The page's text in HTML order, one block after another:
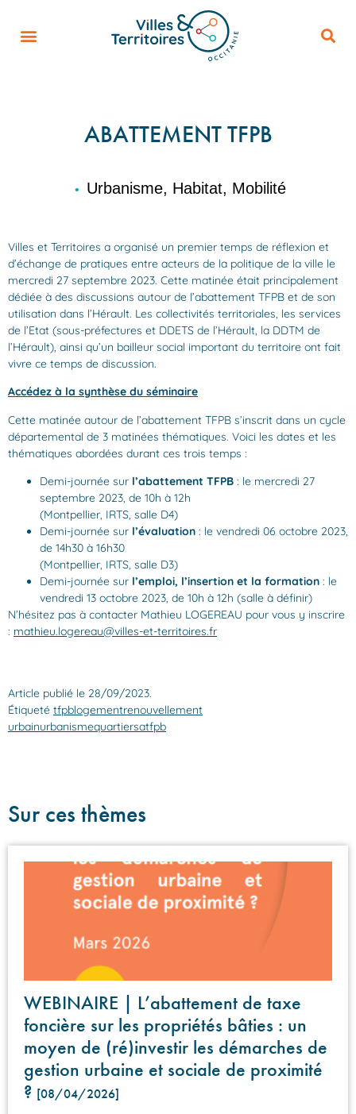
ABATTEMENT TFPB
• Urbanisme, Habitat, Mobilité
Villes et Territoires a organisé un premier temps de réflexion et
d’échange de pratiques entre acteurs de la politique de la ville le
mercredi 27 septembre 2023. Cette matinée était principalement
dédiée à des discussions autour de l’abattement TFPB et de son
utilisation dans l’Hérault. Les collectivités territoriales, les services
de l’Etat (sous-préfectures et DDETS de l’Hérault, la DDTM de
l’Hérault), ainsi qu’un bailleur social important du territoire ont fait
vivre ce temps de discussion.
Accédez à la synthèse du séminaire
Cette matinée autour de l’abattement TFPB s’inscrit dans un cycle
départemental de 3 matinées thématiques. Voici les dates et les
thématiques abordées durant ces trois temps :
Demi-journée sur l’abattement TFPB : le mercredi 27
septembre 2023, de 10h à 12h
(Montpellier, IRTS, salle D4)
Demi-journée sur l’évaluation : le vendredi 06 octobre 2023,
de 14h30 à 16h30
(Montpellier, IRTS, salle D3)
Demi-journée sur l’emploi, l’insertion et la formation : le
vendredi 13 octobre 2023, de 10h à 12h (salle à définir)
N’hésitez pas à contacter Mathieu LOGEREAU pour vous y inscrire
: mathieu.logereau@villes-et-territoires.fr
Article publié le 28/09/2023.
Étiqueté tfpblogementrenouvellement
urbainurbanismequartiersatfpb
Sur ces thèmes
WEBINAIRE | L’abattement de taxe
foncière sur les propriétés bâties : un
moyen de (ré)investir les démarches de
gestion urbaine et sociale de proximité
? [08/04/2026]